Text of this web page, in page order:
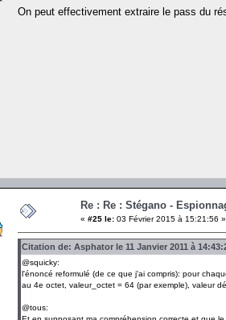
On peut effectivement extraire le pass du
Re : Re : Stégano -
« #25 le: 03 Février 2015 à 15:21:56 »
Citation de: Asphator le 11 Janvier 2011 à
@squicky:
l'énoncé reformulé (de ce que j'ai compris): pour
au 4e octet, valeur_octet = 64 (par exemple), valeur
@tous: